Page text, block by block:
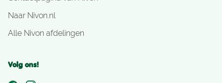
Naar Nivon.nl
Alle Nivon afdelingen
Volg ons!